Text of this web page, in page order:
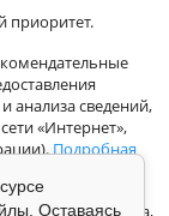
приоритет.
анализа сведений,
«Интернет»,
Подробная
ул.Кузбасская 33а,
Оставаясь